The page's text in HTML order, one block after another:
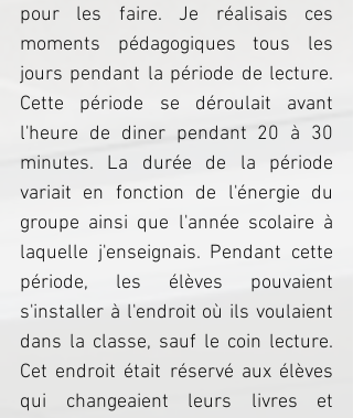
pour les faire. Je réalisais ces
moments pédagogiques tous les
jours pendant la période de lecture.
Cette période se déroulait avant
l'heure de diner pendant 20 à 30
minutes. La durée de la période
variait en fonction de l'énergie du
groupe ainsi que l'année scolaire à
laquelle j'enseignais. Pendant cette
période, les élèves pouvaient
s'installer à l'endroit où ils voulaient
dans la classe, sauf le coin lecture.
Cet endroit était réservé aux élèves
qui changeaient leurs livres et